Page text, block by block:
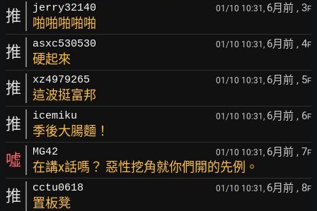
推 jerry32140 01/10 10:31, 6月前 , 3F
啪啪啪啪啪
推 asxc530530 01/10 10:31, 6月前 , 4F
硬起來
推 xz4979265 01/10 10:31, 6月前 , 5F
這波挺富邦
推 icemiku 01/10 10:31, 6月前 , 6F
季後大腸麵！
噓 MG42 01/10 10:31, 6月前 , 7F
在講x話嗎？ 惡性挖角就你們開的先例。
推 cctu0618 01/10 10:31, 6月前 , 8F
置板凳